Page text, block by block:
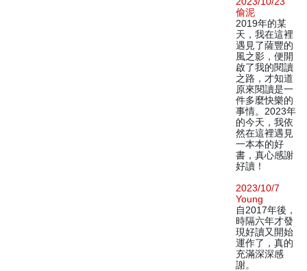
偷泥
2019年的某
天，我在這裡
遇見了薩豐的
風之影，便開
啟了我的閱讀
之路，才知道
原來閱讀是一
件多麼快樂的
事情。2023年
的今天，我依
然在這裡遇見
一本本的好
書，真心感謝
好讀！
2023/10/7
Young
自2017年後，
時隔六年才發
現好讀又開始
運作了，真的
充滿深深感
謝。